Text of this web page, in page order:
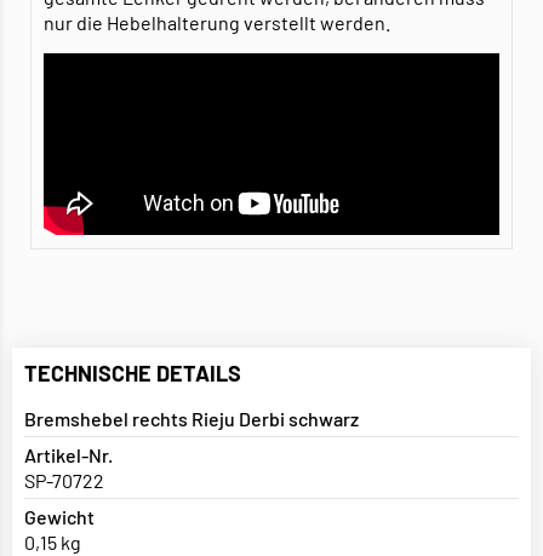
nur die Hebelhalterung verstellt werden.
TECHNISCHE DETAILS
Bremshebel rechts Rieju Derbi schwarz
Artikel-Nr.
SP-70722
Gewicht
0,15 kg